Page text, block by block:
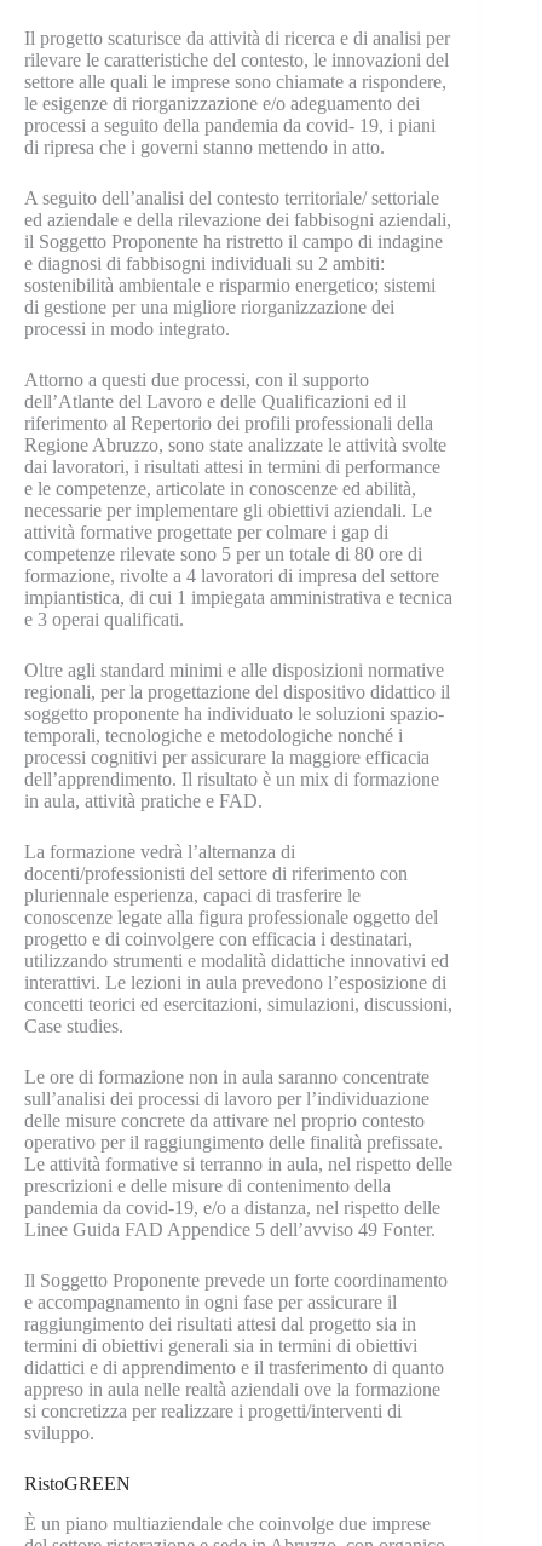
Il progetto scaturisce da attività di ricerca e di analisi per
rilevare le caratteristiche del contesto, le innovazioni del
settore alle quali le imprese sono chiamate a rispondere,
le esigenze di riorganizzazione e/o adeguamento dei
processi a seguito della pandemia da covid- 19, i piani
di ripresa che i governi stanno mettendo in atto.
A seguito dell’analisi del contesto territoriale/ settoriale
ed aziendale e della rilevazione dei fabbisogni aziendali,
il Soggetto Proponente ha ristretto il campo di indagine
e diagnosi di fabbisogni individuali su 2 ambiti:
sostenibilità ambientale e risparmio energetico; sistemi
di gestione per una migliore riorganizzazione dei
processi in modo integrato.
Attorno a questi due processi, con il supporto
dell’Atlante del Lavoro e delle Qualificazioni ed il
riferimento al Repertorio dei profili professionali della
Regione Abruzzo, sono state analizzate le attività svolte
dai lavoratori, i risultati attesi in termini di performance
e le competenze, articolate in conoscenze ed abilità,
necessarie per implementare gli obiettivi aziendali. Le
attività formative progettate per colmare i gap di
competenze rilevate sono 5 per un totale di 80 ore di
formazione, rivolte a 4 lavoratori di impresa del settore
impiantistica, di cui 1 impiegata amministrativa e tecnica
e 3 operai qualificati.
Oltre agli standard minimi e alle disposizioni normative
regionali, per la progettazione del dispositivo didattico il
soggetto proponente ha individuato le soluzioni spazio-
temporali, tecnologiche e metodologiche nonché i
processi cognitivi per assicurare la maggiore efficacia
dell’apprendimento. Il risultato è un mix di formazione
in aula, attività pratiche e FAD.
La formazione vedrà l’alternanza di
docenti/professionisti del settore di riferimento con
pluriennale esperienza, capaci di trasferire le
conoscenze legate alla figura professionale oggetto del
progetto e di coinvolgere con efficacia i destinatari,
utilizzando strumenti e modalità didattiche innovativi ed
interattivi. Le lezioni in aula prevedono l’esposizione di
concetti teorici ed esercitazioni, simulazioni, discussioni,
Case studies.
Le ore di formazione non in aula saranno concentrate
sull’analisi dei processi di lavoro per l’individuazione
delle misure concrete da attivare nel proprio contesto
operativo per il raggiungimento delle finalità prefissate.
Le attività formative si terranno in aula, nel rispetto delle
prescrizioni e delle misure di contenimento della
pandemia da covid-19, e/o a distanza, nel rispetto delle
Linee Guida FAD Appendice 5 dell’avviso 49 Fonter.
Il Soggetto Proponente prevede un forte coordinamento
e accompagnamento in ogni fase per assicurare il
raggiungimento dei risultati attesi dal progetto sia in
termini di obiettivi generali sia in termini di obiettivi
didattici e di apprendimento e il trasferimento di quanto
appreso in aula nelle realtà aziendali ove la formazione
si concretizza per realizzare i progetti/interventi di
sviluppo.
RistoGREEN
È un piano multiaziendale che coinvolge due imprese